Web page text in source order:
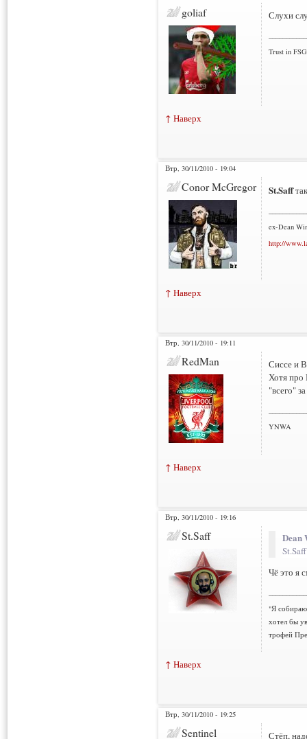
goliaf Слухи
Trust in FSG
↑ Наверх
Втр, 30/11/2010 - 19:04
Conor McGregor St.Saff
ex-Dean
http://
↑ Наверх
Втр, 30/11/2010 - 19:11
RedMan
Сиссе и
Хотя про
"всего"
YNWA
↑ Наверх
Втр, 30/11/2010 - 19:16
St.Saff Dean
Чё это я
"Я
хотел бы
трофей
↑ Наверх
Втр, 30/11/2010 - 19:25
Sentinel Стёп,